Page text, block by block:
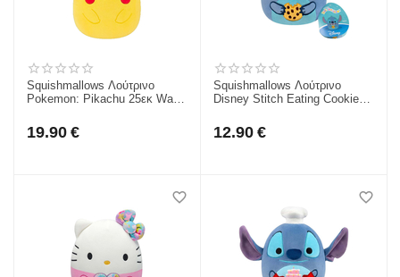
Squishmallows Λούτρινο
Pokemon: Pikachu 25εκ Wave
19.90 €
Squishmallows Λούτρινο
Disney Stitch Eating Cookie
12.90 €